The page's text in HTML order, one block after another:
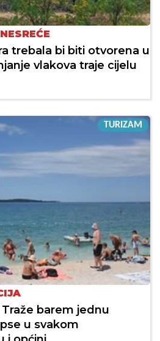
trebala bi biti otvorena u
vlakova traje cijelu
TURIZAM
barem jednu
u svakom